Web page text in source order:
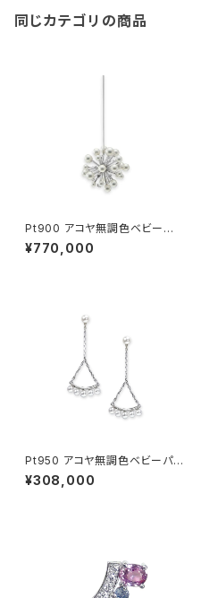
同じカテゴリの商品
Pt900 アコヤ無調色ベビーパ
ール ダイヤモンド ピアス（片方）
¥770,000
Pt950 アコヤ無調色ベビーパ
ール ピアス
¥308,000